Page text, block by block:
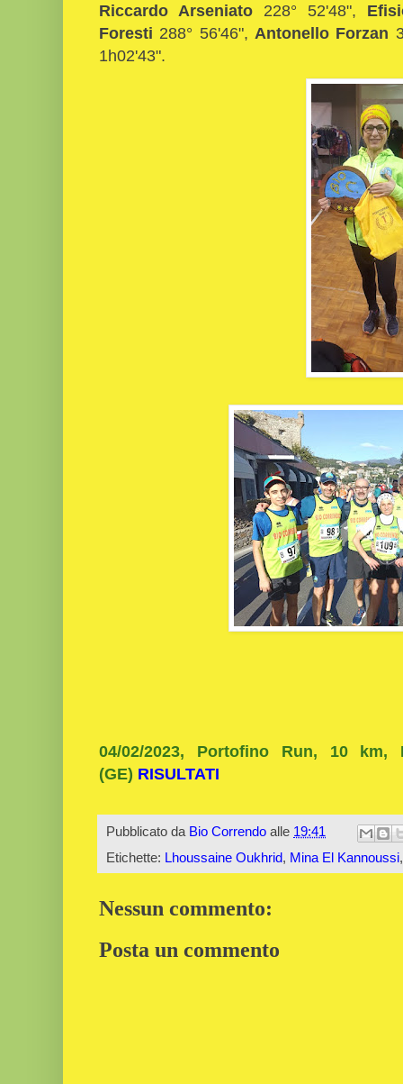
Riccardo Arseniato 228° 52'48",
Foresti 288° 56'46",Antonello Forzan
1h02'43".
04/02/2023, Portofino Run, 10 km,
(GE) RISULTATI
Pubblicato da Bio Correndo alle 19:41
Etichette: Lhoussaine Oukhrid, Mina El Kannoussi
Nessun commento:
Posta un commento